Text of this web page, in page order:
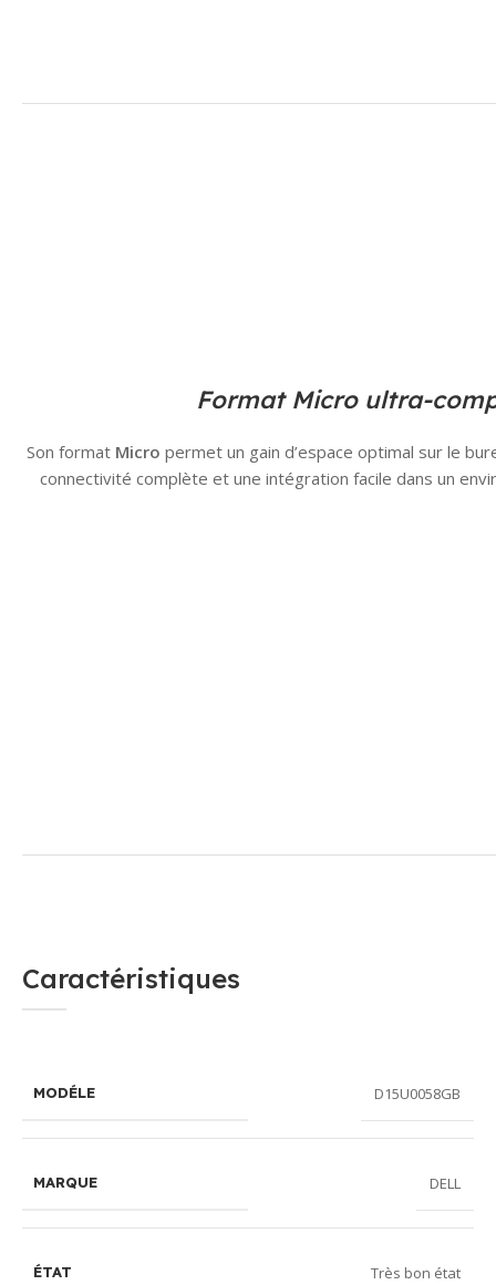
Format Micro ultra-
Son format Micro permet un gain d’espace optimal sur le
connectivité complète et une intégration facile dans un
Caractéristiques
MODÉLE D15U0058GB
MARQUE DELL
ÉTAT Très bon état